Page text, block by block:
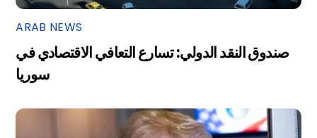
ARAB NEWS
صندوق النقد الدولي: تسارع التعافي الاقتصادي في
سوريا